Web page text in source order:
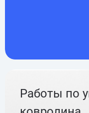
Работы по